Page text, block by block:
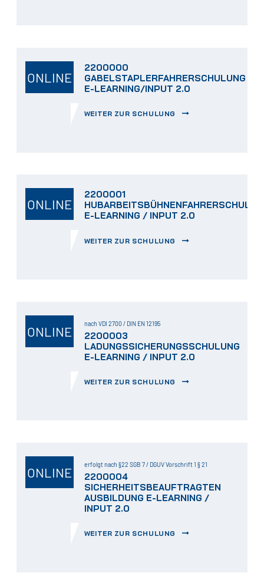
ONLINE
2200000
GABELSTAPLERFAHRERSCHULUNG
E-LEARNING/INPUT 2.0
WEITER ZUR SCHULUNG
ONLINE
2200001
E-LEARNING / INPUT 2.0
WEITER ZUR SCHULUNG
ONLINE
nach VDI 2700 / DIN EN 12195
2200003
LADUNGSSICHERUNGSSCHULUNG
E-LEARNING / INPUT 2.0
WEITER ZUR SCHULUNG
ONLINE
erfolgt nach §22 SGB 7 / DGUV Vorschrift 1 § 21
2200004
SICHERHEITSBEAUFTRAGTEN
AUSBILDUNG E-LEARNING /
INPUT 2.0
WEITER ZUR SCHULUNG